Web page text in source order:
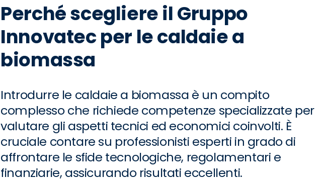
Perché scegliere il Gruppo
Innovatec per le caldaie a
biomassa
Introdurre le caldaie a biomassa è un compito
complesso che richiede competenze specializzate per
valutare gli aspetti tecnici ed economici coinvolti. È
cruciale contare su professionisti esperti in grado di
affrontare le sfide tecnologiche, regolamentari e
finanziarie, assicurando risultati eccellenti.